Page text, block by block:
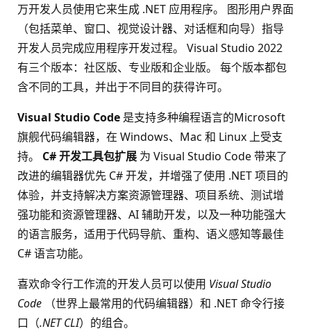
万开发人员使用它来生成 .NET 应用程序。 图形用户界面
（包括菜单、窗口、视觉设计器、对话框和向导）指导
开发人员完成应用程序开发过程。 Visual Studio 2022
有三个版本：社区版、专业版和企业版。 每个版本都包
含不同的工具，并出于不同目的获得许可。
Visual Studio Code 是支持多种编程语言的Microsoft
旗舰代码编辑器，在 Windows、Mac 和 Linux 上受支
持。 C# 开发工具包扩展 为 Visual Studio Code 带来了
改进的编辑器优先 C# 开发，并增强了使用 .NET 项目的
体验，并支持解决方案资源管理器、项目系统、测试增
强功能和资源管理器、AI 辅助开发，以及一种功能强大
的语言服务，适用于代码导航、重构、语义感知等最佳
C# 语言功能。
喜欢命令行工作流的开发人员可以使用 Visual Studio
Code （世界上最常用的代码编辑器）和 .NET 命令行接
口（.NET CLI）的组合。